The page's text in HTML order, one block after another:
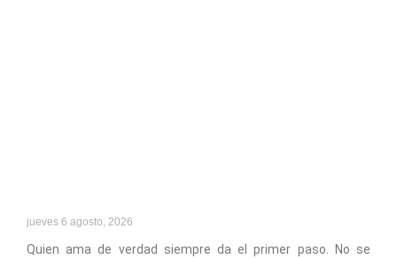
jueves 6 agosto, 2026
Quien ama de verdad siempre da el primer paso. No se